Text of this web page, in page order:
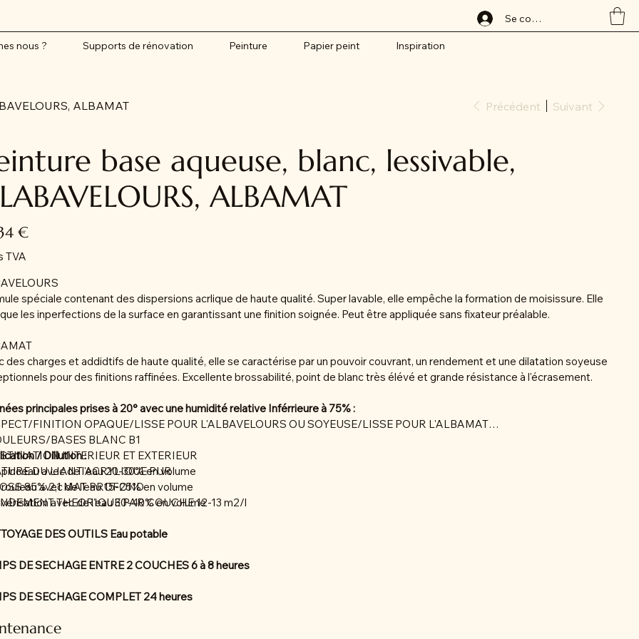
Se connecter
nous ? Supports de rénovation Peinture Papier peint Inspiration
ALBAMAT Précédent Suivant
base aqueuse, blanc, lessivable,
ALBAMAT
€
TVA
spéciale contenant des dispersions acrlique de haute qualité. Super lavable, elle empêche la formation de moisissure. Elle
les inperfections de la surface en garantissant une finition soignée. Peut être appliquée sans fixateur préalable.
des charges et addidtifs de haute qualité, elle se caractérise par un pouvoir couvrant, un rendement et une dilatation soyeuse
pour des finitions raffinées. Excellente brossabilité, point de blanc très élévé et grande résistance à l'écrasement.
principales prises à 20° avec une humidité relative Inférrieure à 75% :
FINITION OPAQUE/LISSE POUR L'ALBAVELOURS OU SOYEUSE/LISSE POUR L'ALBAMAT
BASES BLANC B1
INTERIEUR ET EXTERIEUR
DU LIANT ACRYLIQUE PUR
85% 2,1 MAT PROFOND
THEORIQUE PAR COUCHE 12-13 m2/l
/ Dillution :
avec de l'eau 20-30% en volume
avec de l'eau 15-25% en volume
avec de l'eau 30-40% en volume
DES OUTILS Eau potable
DE SECHAGE ENTRE 2 COUCHES 6 à 8 heures
DE SECHAGE COMPLET 24 heures